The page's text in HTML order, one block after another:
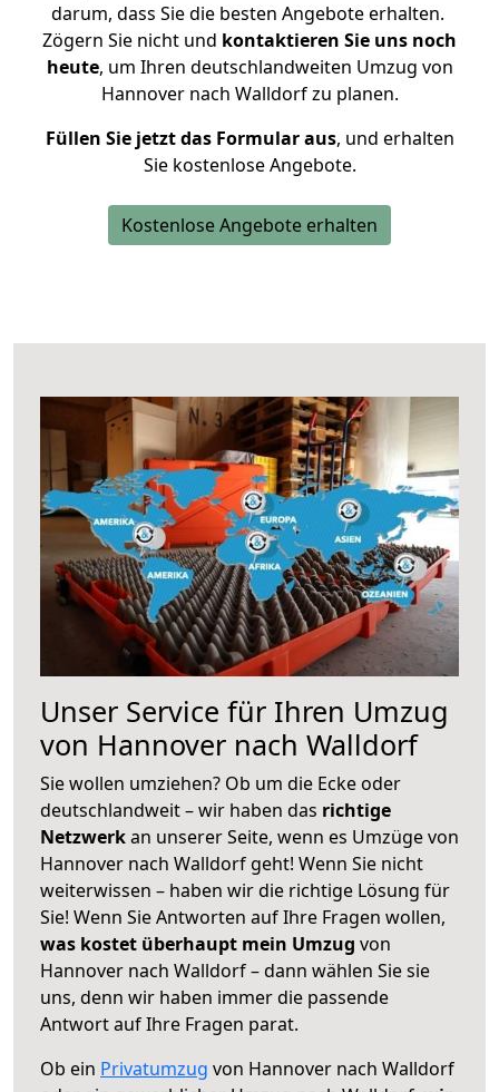
darum, dass Sie die besten Angebote erhalten.
Zögern Sie nicht und kontaktieren Sie uns noch
heute, um Ihren deutschlandweiten Umzug von
Hannover nach Walldorf zu planen.
Füllen Sie jetzt das Formular aus, und erhalten
Sie kostenlose Angebote.
Kostenlose Angebote erhalten
Unser Service für Ihren Umzug
von Hannover nach Walldorf
Sie wollen umziehen? Ob um die Ecke oder
deutschlandweit – wir haben das richtige
Netzwerkan unserer Seite, wenn es Umzüge von
Hannover nach Walldorf geht! Wenn Sie nicht
weiterwissen – haben wir die richtige Lösung für
Sie! Wenn Sie Antworten auf Ihre Fragen wollen,
was kostet überhaupt mein Umzug von
Hannover nach Walldorf – dann wählen Sie sie
uns, denn wir haben immer die passende
Antwort auf Ihre Fragen parat.
Ob ein Privatumzug von Hannover nach Walldorf